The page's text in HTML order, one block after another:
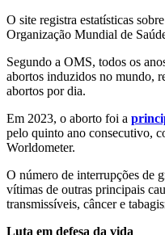
O site registra estatísticas
Organização Mundial de
Segundo a OMS, todos os
abortos induzidos no mundo,
abortos por dia.
Em 2023, o aborto foi a
pelo quinto ano consecutivo,
Worldometer.
O número de interrupções de
vítimas de outras principais
transmissíveis, câncer e
Luta em defesa da vida